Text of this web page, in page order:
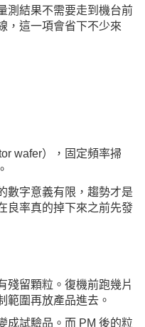
測結果不需要走到機台前
，這一項會省下不少來
wafer），固定頻率掃
數字意義有限，趨勢才是
良率真的掉下來之前先發
殘留顆粒。復機前跑幾片
範圍再放產品進去。
成試驗品。而 PM 後的粒